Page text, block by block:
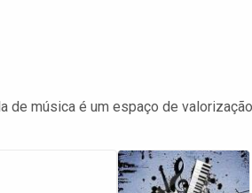
de música é um espaço de valorização